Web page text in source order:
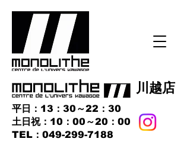
​川越店
平日：13：30～22：30
土日祝：10：00～20：00
​TEL：049-299-7188